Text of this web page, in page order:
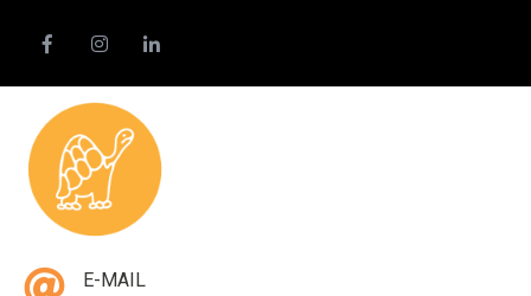
E-MAIL